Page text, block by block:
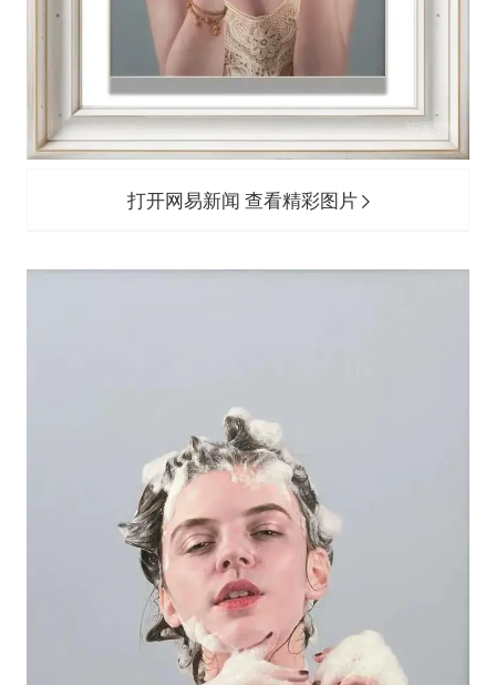
打开网易新闻 查看精彩图片